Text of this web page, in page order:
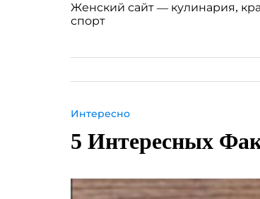
Женский сайт — кулинария,
спорт
Интересно
5 Интересных